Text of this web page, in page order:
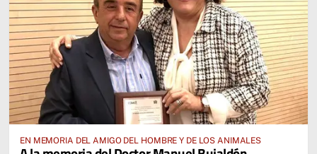
EN MEMORIA DEL AMIGO DEL HOMBRE Y DE LOS ANIMALES